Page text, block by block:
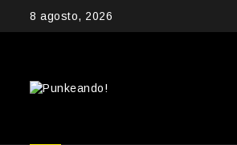
8 agosto, 2026